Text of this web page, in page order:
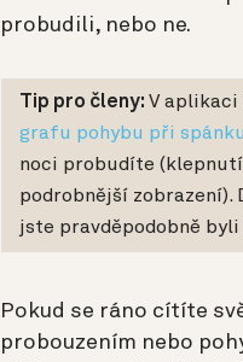
probudili, nebo ne.
Tip pro členy: V aplikaci
grafu pohybu při spánku
noci probudíte
podrobnější zobrazení).
jste pravděpodobně byli
Pokud se ráno cítíte
probouzením nebo